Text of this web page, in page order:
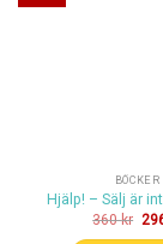
BÖCKER
Hjälp! – Sälj är
360kr